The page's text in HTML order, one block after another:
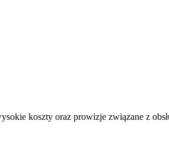
koszty oraz prowizje związane z